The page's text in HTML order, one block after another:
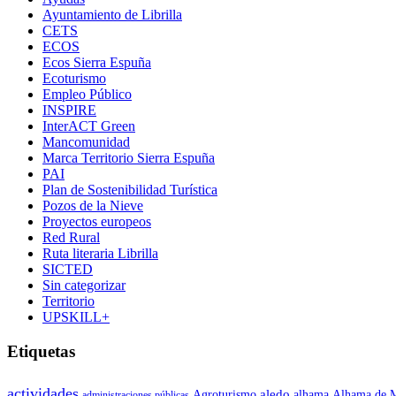
Ayuntamiento de Librilla
CETS
ECOS
Ecos Sierra Espuña
Ecoturismo
Empleo Público
INSPIRE
InterACT Green
Mancomunidad
Marca Territorio Sierra Espuña
PAI
Plan de Sostenibilidad Turística
Pozos de la Nieve
Proyectos europeos
Red Rural
Ruta literaria Librilla
SICTED
Sin categorizar
Territorio
UPSKILL+
Etiquetas